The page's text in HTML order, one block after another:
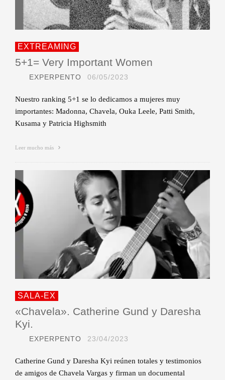
EXTREAMING
5+1= Very Important Women
EXPERPENTO 06/05/2023
Nuestro ranking 5+1 se lo dedicamos a mujeres muy
importantes: Madonna, Chavela, Ouka Leele, Patti Smith,
Kusama y Patricia Highsmith
Leer mucho más
SALA-EX
«Chavela». Catherine Gund y Daresha
Kyi.
EXPERPENTO 23/04/2023
Catherine Gund y Daresha Kyi reúnen totales y testimonios
de amigos de Chavela Vargas y firman un documental